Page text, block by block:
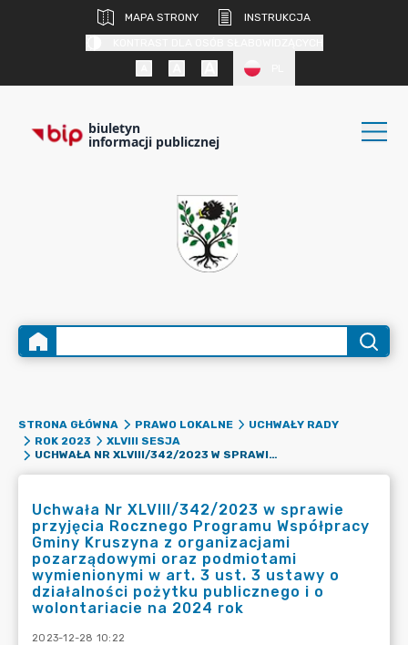
MAPA STRONY
INSTRUKCJA
biuletyn
informacji publicznej
STRONA GŁÓWNA PRAWO LOKALNE
UCHWAŁY RADY
ROK 2023
XLVIII SESJA
UCHWAŁA NR XLVIII/342/2023 W SPRAWIE PRZYJĘCIA ROCZNEGO PROGRAMU WSPÓŁPRACY GMINY KRUSZYNA Z ORGANIZACJAMI POZARZĄDOWYMI ORAZ PODMIOTAMI WYMIENIONYMI W ART. 3 UST. 3 USTAWY O DZIAŁALNOŚCI POŻYTKU PUBLICZNEGO I O WOLONTARIACIE NA 2024 ROK
Uchwała Nr XLVIII/342/2023 w sprawie
przyjęcia Rocznego Programu Współpracy
Gminy Kruszyna z organizacjami
pozarządowymi oraz podmiotami
wymienionymi w art. 3 ust. 3 ustawy o
działalności pożytku publicznego i o
wolontariacie na 2024 rok
2023-12-28 10:22